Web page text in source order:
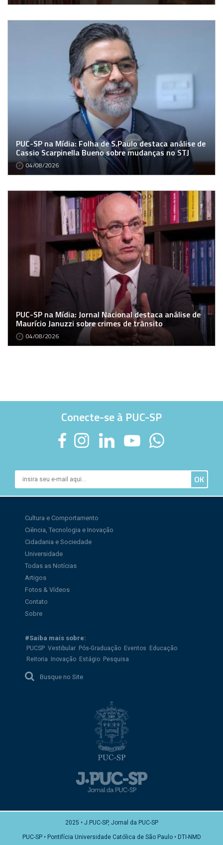
PUC-SP na Mídia: Folha de S.Paulo destaca análise de
Cassio Scarpinella Bueno sobre mudanças no STJ
04/08/2026
PUC-SP na Mídia: Jornal Nacional destaca análise de
Maurício Januzzi sobre crimes de trânsito
04/08/2026
Conecte-se à PUC-SP
Cultura e Comportamento
Ciência, Tecnologia e Inovação
Cidadania e Sociedade
Universidade
Todas as Notícias
Artigos
Fotos & Vídeos
Contato
Sobre
#Saiba mais sobre:
PUCSP Vestibular Pós-Graduação Eventos
Educação
Reitoria
Inovação Estágio Pesquisa
Busque no Site
2025 • J.PUC-SP, Jornal da PUC-SP
PUC-SP • Pontifícia Universidade Católica de São Paulo • DTI-NMD